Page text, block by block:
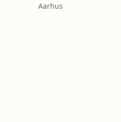
Aarhus